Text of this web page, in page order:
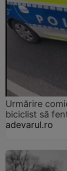
Urmărire
biciclist să
adevarul.ro